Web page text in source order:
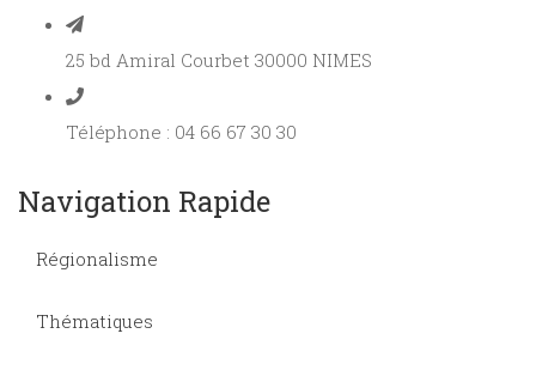
25 bd Amiral Courbet 30000 NIMES
Téléphone : 04 66 67 30 30
Navigation Rapide
Régionalisme
Thématiques